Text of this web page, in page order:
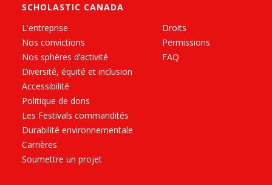
SCHOLASTIC CANADA
L'entreprise
Nos convictions
Nos sphères d’activité
Diversité, équité et inclusion
Accessibilité
Politique de dons
Les Festivals commandités
Durabilité environnementale
Carrières
Soumettre un projet
Droits
Permissions
FAQ